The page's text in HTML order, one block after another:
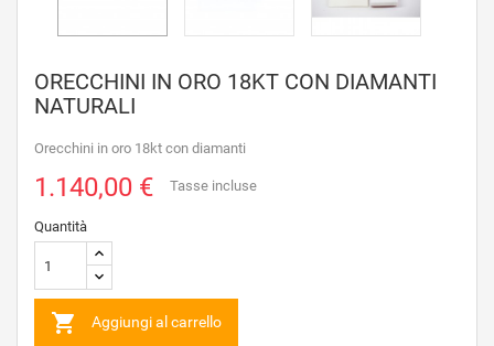
ORECCHINI IN ORO 18KT CON DIAMANTI
NATURALI
Orecchini in oro 18kt con diamanti
1.140,00 € Tasse incluse
Quantità
 Aggiungi al carrello